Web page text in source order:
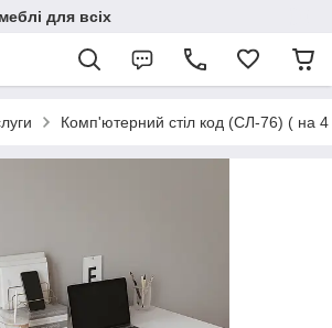
для всіх
Комп'ютерний стіл код (СЛ-76) ( на 4